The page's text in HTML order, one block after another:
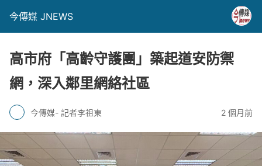
今傳媒 JNEWS
高市府「高齡守護團」築起道安防禦
網，深入鄰里網絡社區
今傳媒- 記者李祖東 2 個月前